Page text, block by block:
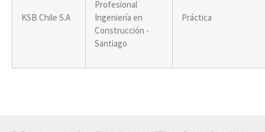
KSB Chile S.A
Profesional
Ingeniería en
Construcción -
Santiago
Práctica